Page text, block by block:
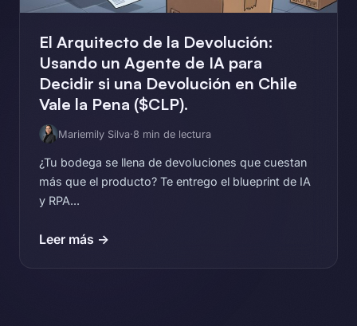
El Arquitecto de la Devolución:
Usando un Agente de IA para
Decidir si una Devolución en Chile
Vale la Pena ($CLP).
Mariemily Silva·8 min de lectura
¿Tu bodega se llena de devoluciones que cuestan
más que el producto? Te entrego el blueprint de IA
y RPA...
Leer más →